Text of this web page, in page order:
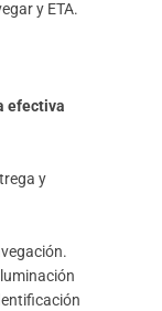
y ETA.
efectiva
y